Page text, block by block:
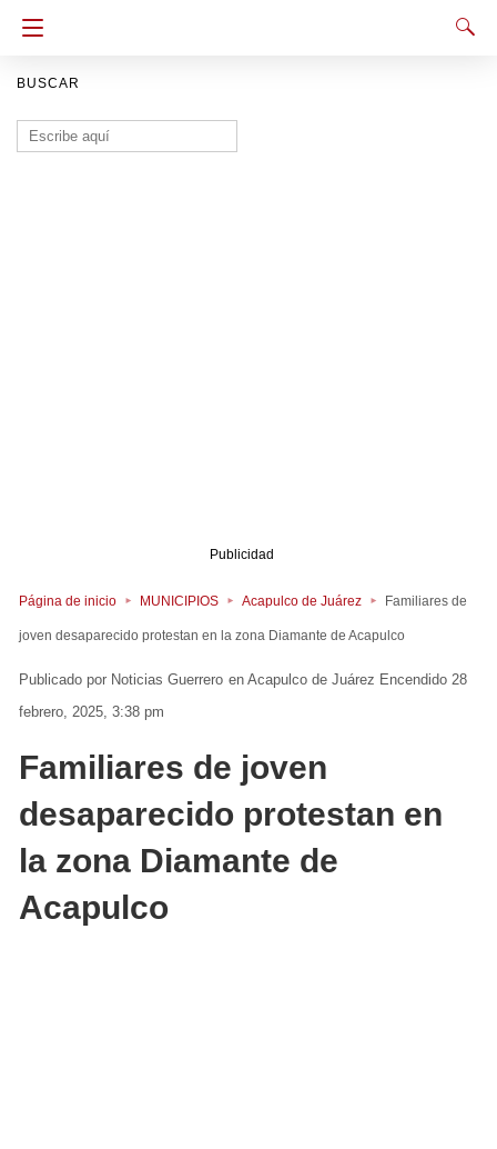
BUSCAR
Buscar:
Publicidad
Página de inicio MUNICIPIOS Acapulco de Juárez Familiares de
joven desaparecido protestan en la zona Diamante de Acapulco
Noticias Guerrero en Acapulco de Juárez Encendido 28
febrero, 2025, 3:38 pm
Familiares de joven
desaparecido protestan en
la zona Diamante de
Acapulco